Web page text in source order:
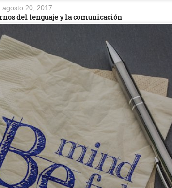
agosto 20, 2017
del lenguaje y la comunicación